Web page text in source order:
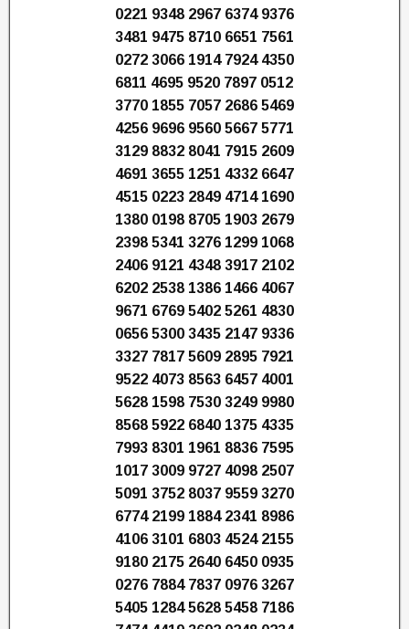
0221 9348 2967 6374 9376
3481 9475 8710 6651 7561
0272 3066 1914 7924 4350
6811 4695 9520 7897 0512
3770 1855 7057 2686 5469
4256 9696 9560 5667 5771
3129 8832 8041 7915 2609
4691 3655 1251 4332 6647
4515 0223 2849 4714 1690
1380 0198 8705 1903 2679
2398 5341 3276 1299 1068
2406 9121 4348 3917 2102
6202 2538 1386 1466 4067
9671 6769 5402 5261 4830
0656 5300 3435 2147 9336
3327 7817 5609 2895 7921
9522 4073 8563 6457 4001
5628 1598 7530 3249 9980
8568 5922 6840 1375 4335
7993 8301 1961 8836 7595
1017 3009 9727 4098 2507
5091 3752 8037 9559 3270
6774 2199 1884 2341 8986
4106 3101 6803 4524 2155
9180 2175 2640 6450 0935
0276 7884 7837 0976 3267
5405 1284 5628 5458 7186